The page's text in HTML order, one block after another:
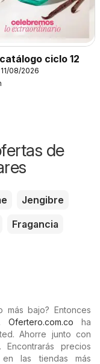
ciclo 12
08/2026
de
Jengibre
Fragancia
bajo? Entonces
Ofertero.com.co ha
Ahorre junto con
precios
las tiendas más